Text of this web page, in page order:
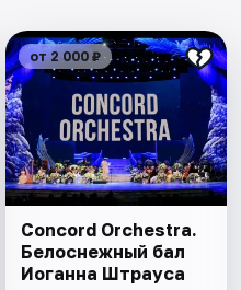
от 2 000 ₽
Concord Orchestra.
Белоснежный бал
Иоганна Штрауса